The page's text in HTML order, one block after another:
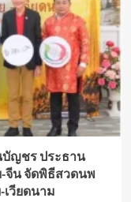
ญชร ประธาน
จีน จัดพิธีสวดนพ
วียดนาม